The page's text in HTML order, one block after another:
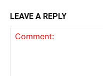
LEAVE A REPLY